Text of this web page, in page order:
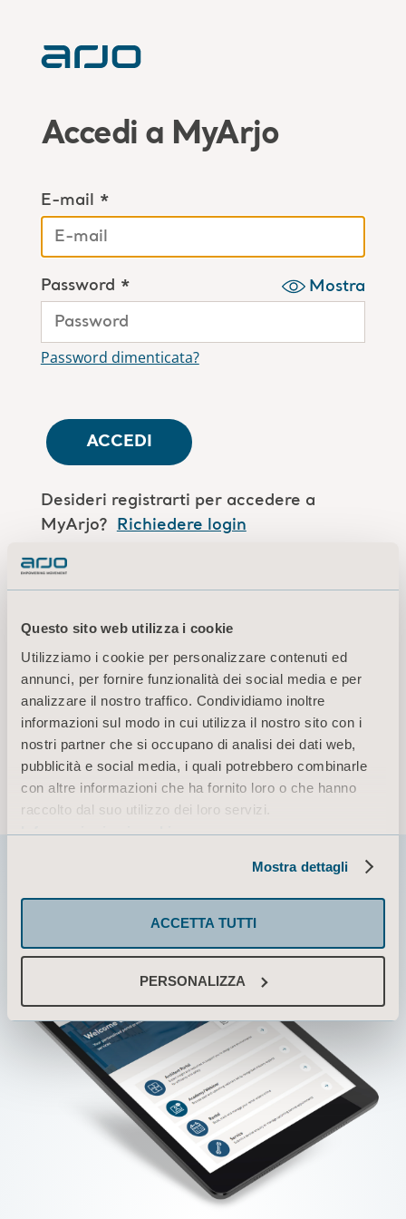
Questo sito web utilizza i cookie
Utilizziamo i cookie per personalizzare contenuti ed
annunci, per fornire funzionalità dei social media e per
analizzare il nostro traffico. Condividiamo inoltre
informazioni sul modo in cui utilizza il nostro sito con i
nostri partner che si occupano di analisi dei dati web,
pubblicità e social media, i quali potrebbero combinarle
con altre informazioni che ha fornito loro o che hanno
raccolto dal suo utilizzo dei loro servizi.
Informazioni sui cookie
Mostra dettagli
ACCETTA TUTTI
PERSONALIZZA
Accedi a MyArjo
E-mail *
Password * Mostra
Password dimenticata?
ACCEDI
Desideri registrarti per accedere a
MyArjo? Richiedere login
Sei un collaboratore Arjo?
Termini di utilizzo
Informativa sulla privacy
Informazioni sui cookie
© 2026 Arjo · Tutti i diritti riservati